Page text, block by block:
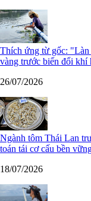
Thích ứng từ gốc:
vàng trước biến đổi khí
26/07/2026
Ngành tôm Thái Lan
toán tái cơ cấu bền
18/07/2026